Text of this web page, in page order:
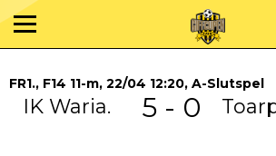
FR1., F14 11-m, 22/04 12:20, A-Slutspel
IK Waria. 5 - 0